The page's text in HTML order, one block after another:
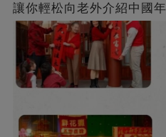
讓你輕松向老外介紹中國年